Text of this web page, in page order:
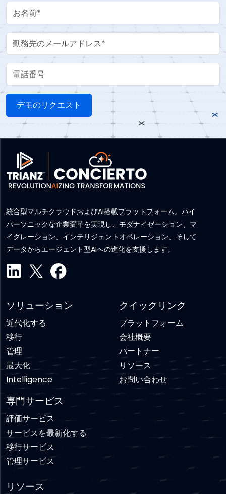
Your Name
Work Email
電話番号
統合型マルチクラウドおよびAI搭載プラットフォーム。ハイ
パーソニックな企業変革を実現し、モダナイゼーション、マ
イグレーション、インテリジェントオペレーション、そして
データからエージェント型AIへの進化を支援します。
ソリューション
近代化する
移行
管理
最大化
Intelligence
専門サービス
評価サービス
サービスを最新化する
移行サービス
管理サービス
クイックリンク
プラットフォーム
会社概要
パートナー
リソース
お問い合わせ
リソース